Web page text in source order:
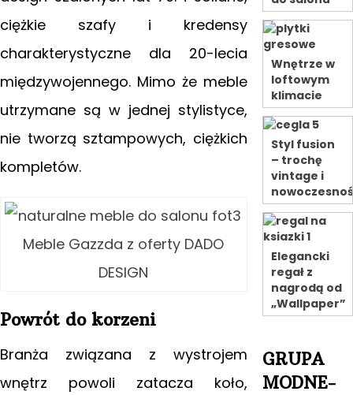
ciężkie szafy i kredensy
charakterystyczne dla 20-lecia
międzywojennego. Mimo że meble
utrzymane są w jednej stylistyce,
nie tworzą sztampowych, ciężkich
kompletów.
Meble Gazzda z oferty DADO
DESIGN
Powrót do korzeni
Branża związana z wystrojem
wnętrz powoli zatacza koło,
Wnętrze w
loftowym
klimacie
Styl fusion
– trochę
vintage i
Elegancki
regał z
nagrodą od
„Wallpaper”
GRUPA
MODNE-